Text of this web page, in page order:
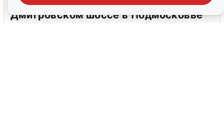
Пять машин столкнулись на
Дмитровском шоссе в Подмосковье